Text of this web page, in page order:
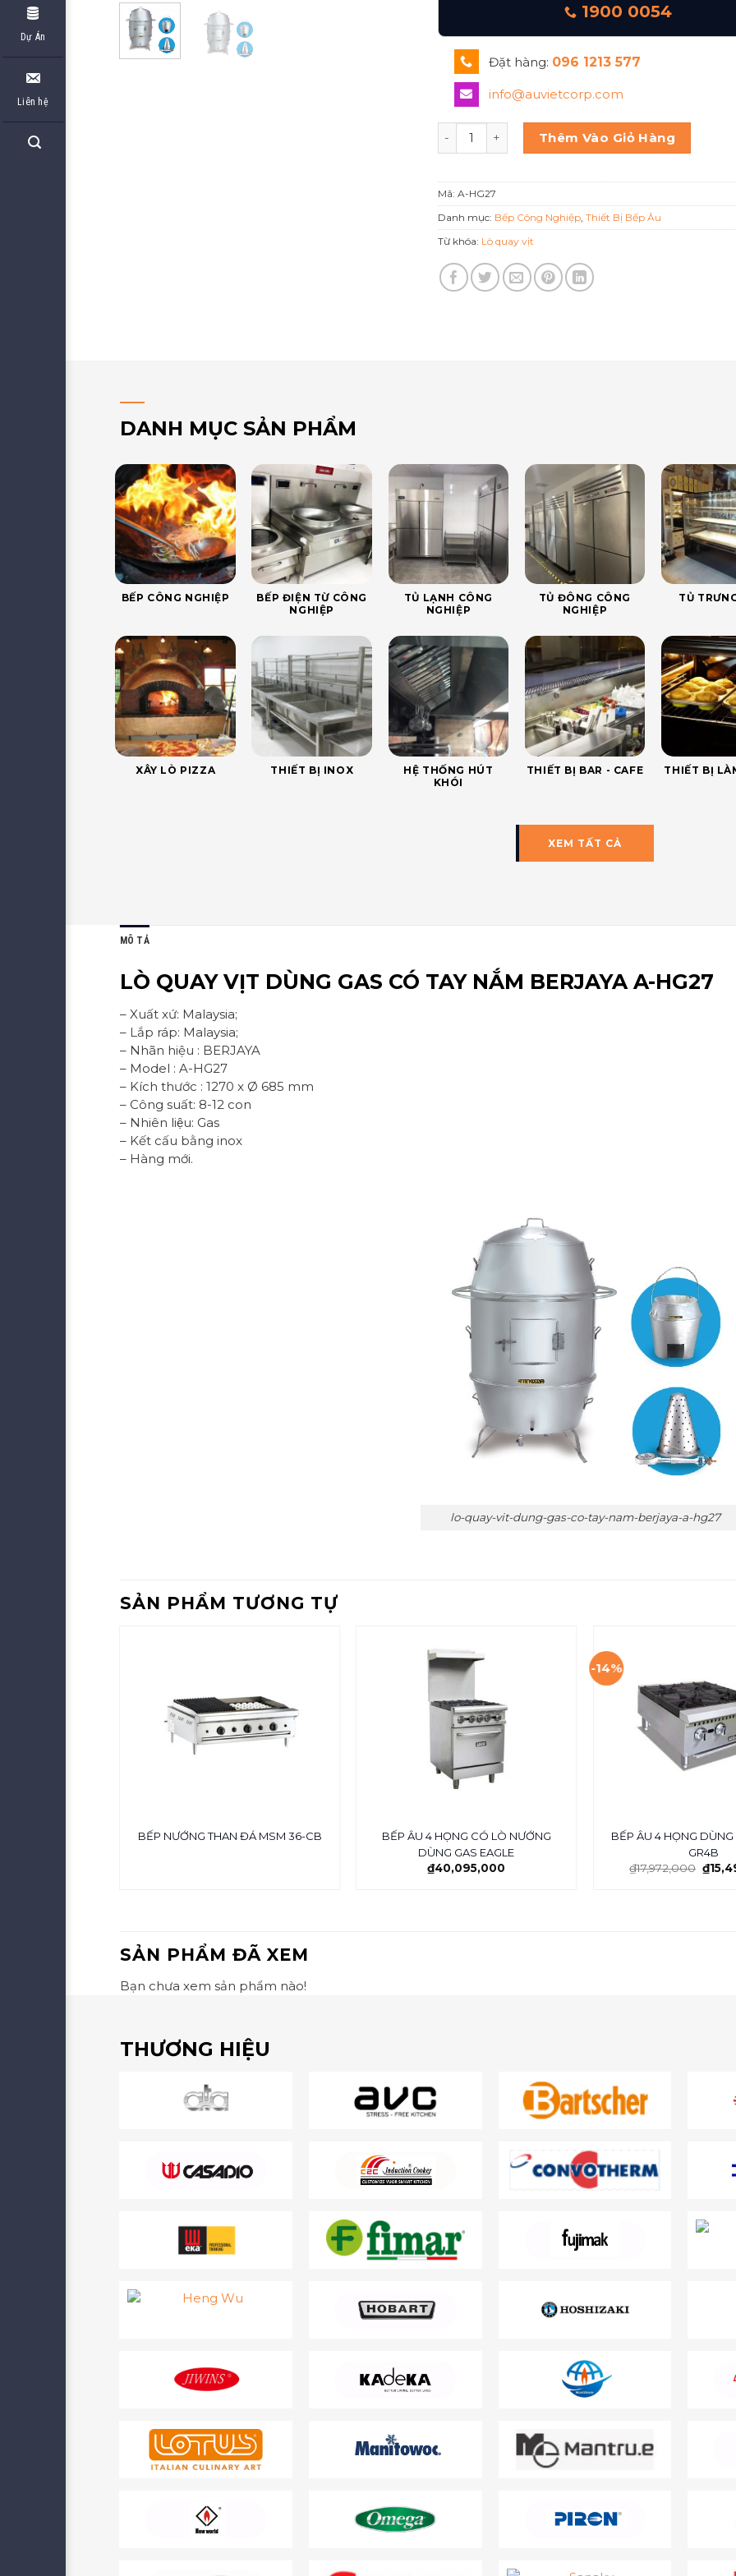
Dự Án
Liên hệ
1900 0054
Đặt hàng: 096 1213 577
info@auvietcorp.com
LÒ QUAY VỊT DÙNG GAS CÓ TAY NẮM BERJAYA
Thêm Vào Giỏ Hàng
Mã:A-HG27
Danh mục: Bếp Công Nghiệp,Thiết Bị Bếp Âu
Từ khóa: Lò quay vịt
DANH MỤC SẢN PHẨM
BẾP CÔNG NGHIỆP
BẾP ĐIỆN TỪ CÔNG
NGHIỆP
TỦ LẠNH CÔNG
NGHIỆP
TỦ ĐÔNG CÔNG
NGHIỆP
TỦ
XÂY LÒ PIZZA THIẾT BỊ INOX
HỆ THỐNG HÚT
KHÓI
THIẾT BỊ BAR - CAFE THIẾT BỊ
XEM TẤT CẢ
MÔ TẢ
LÒ QUAY VỊT DÙNG GAS CÓ TAY NẮM BERJAYA A-HG27
– Xuất xứ: Malaysia;
– Lắp ráp: Malaysia;
– Nhãn hiệu : BERJAYA
– Model : A-HG27
– Kích thước : 1270 x Ø 685 mm
– Công suất: 8-12 con
– Nhiên liệu: Gas
– Kết cấu bằng inox
– Hàng mới.
lo-quay-vit-dung-gas-co-tay-nam-berjaya-a-hg27
SẢN PHẨM TƯƠNG TỰ
BẾP NƯỚNG THAN ĐÁ MSM 36-CB
BẾP ÂU 4 HỌNG CÓ LÒ NƯỚNG
DÙNG GAS EAGLE
₫40,095,000
-14%
BẾP ÂU 4 HỌNG DÙNG
GR4B
₫17,972,000 ₫
SẢN PHẨM ĐÃ XEM
Bạn chưa xem sản phẩm nào!
THƯƠNG HIỆU